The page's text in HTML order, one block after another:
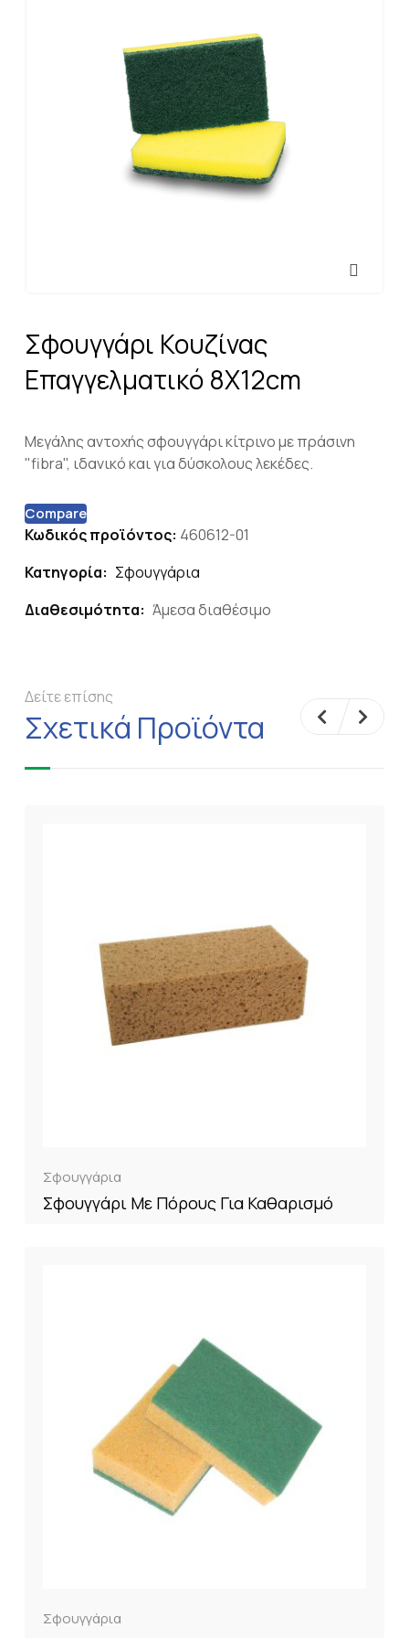
Σφουγγάρι Κουζίνας
Επαγγελματικό 8X12cm
Μεγάλης αντοχής σφουγγάρι κίτρινο με πράσινη
"fibra", ιδανικό και για δύσκολους λεκέδες.
Compare
Κωδικός προϊόντος: 460612-01
Κατηγορία: Σφουγγάρια
Διαθεσιμότητα: Άμεσα διαθέσιμο
Δείτε επίσης
Σχετικά Προϊόντα
Σφουγγάρια
Σφουγγάρι Με Πόρους Για Καθαρισμό
Σφουγγάρια